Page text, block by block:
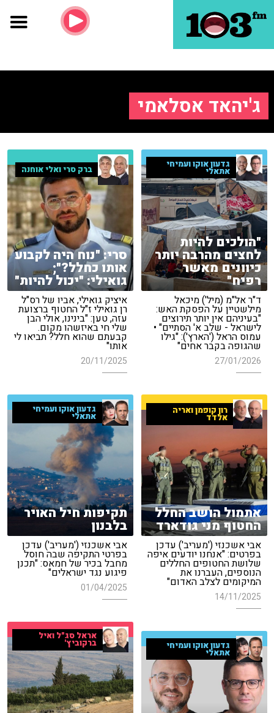
ג'יהאד אסלאמי
גדעון אוקו ועמיחי
אתאלי
"הולכים להיות
לחצים מהרבה יותר
כיוונים מאשר
רפיח"
ד"ר אל"מ (מיל') מיכאל
מילשטיין על הפסקת האש:
"בעיניהם אין יותר תירוצים
לישראל - שלב א' הסתיים" •
עמוס הראל ('הארץ'): "גילו
שהגופה בקבר אחים"
27/01/2026
ברק סרי ואלי אוחנה
סרי: "נוח היה לקבוע
אותו כחלל?";
גואילי: "יכול להיות"
איציק גואילי, אביו של רס"ל
רן גואילי ז"ל החטוף ברצועת
עזה, טען: "בינינו, אולי הבן
שלי חי באיזשהו מקום.
קבעתם שהוא חלל? תביאו לי
אותו"
20/11/2025
רון קופמן ואריה
אלדד
אתמול הושב החלל
החטוף מני גודארד
אבי אשכנזי ('מעריב') עדכן
בפרטים: "אנחנו יודעים איפה
שלושת החטופים החללים
הנוספים, העברנו את
המיקומים לצלב האדום"
14/11/2025
גדעון אוקו ועמיחי
אתאלי
תקיפות חיל האויר
בלבנון
אבי אשכנזי ('מעריב') עדכן
בפרטי התקיפה שבה חוסל
מחבל בכיר של חמאס: "תכנן
פיגוע נגד ישראלים"
01/04/2025
אראל סג"ל ואיל
ברקוביץ' גדעון אוקו ועמיחי
אתאלי